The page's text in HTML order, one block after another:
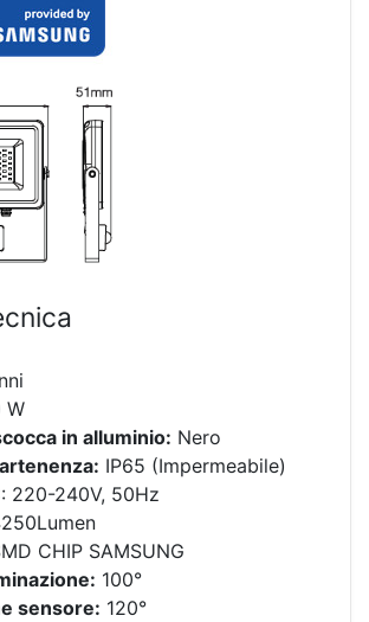
W
in alluminio: Nero
IP65 (Impermeabile)
220-240V, 50Hz
CHIP SAMSUNG
100°
sensore: 120°